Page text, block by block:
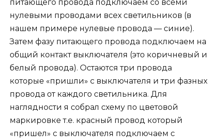
питающего провода подключаем со всеми
нулевыми проводами всех светильников (в
нашем примере нулевые провода — синие).
Затем фазу питающего провода подключаем на
общий контакт выключателя (это коричневый и
белый провода). Остаются три провода
которые «пришли» с выключателя и три фазных
провода от каждого светильника. Для
наглядности я собрал схему по цветовой
маркировке т.е. красный провод который
«пришел» с выключателя подключаем с